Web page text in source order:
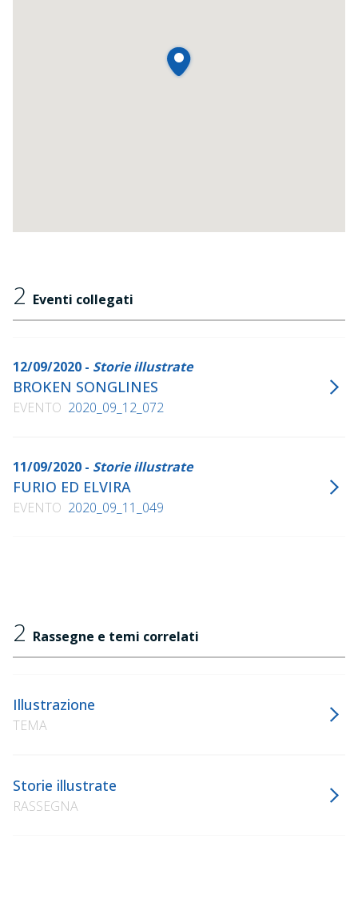
2 Eventi collegati
12/09/2020 - Storie illustrate
BROKEN SONGLINES
EVENTO 2020_09_12_072
11/09/2020 - Storie illustrate
FURIO ED ELVIRA
EVENTO 2020_09_11_049
2 Rassegne e temi correlati
Illustrazione
TEMA
Storie illustrate
RASSEGNA